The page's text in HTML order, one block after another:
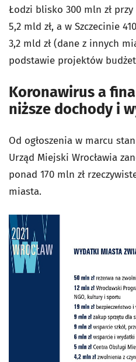
Łodzi blisko 300 mln zł
5,2 mld zł, a w Szczecinie
3,2 mld zł (dane z innych
podstawie projektów
Koronawirus a
niższe dochody i
Od ogłoszenia w marcu
Urząd Miejski Wrocławia
ponad 170 mln zł
miasta.